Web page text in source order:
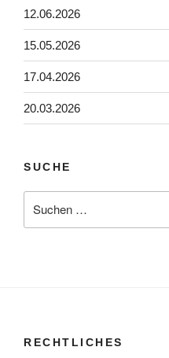
12.06.2026
15.05.2026
17.04.2026
20.03.2026
SUCHE
nach:
RECHTLICHES